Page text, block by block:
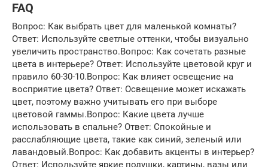
FAQ
Вопрос: Как выбрать цвет для маленькой комнаты?
Ответ: Используйте светлые оттенки, чтобы визуально
увеличить пространство.Вопрос: Как сочетать разные
цвета в интерьере? Ответ: Используйте цветовой круг и
правило 60-30-10.Вопрос: Как влияет освещение на
восприятие цвета? Ответ: Освещение может искажать
цвет, поэтому важно учитывать его при выборе
цветовой гаммы.Вопрос: Какие цвета лучше
использовать в спальне? Ответ: Спокойные и
расслабляющие цвета, такие как синий, зеленый или
лавандовый.Вопрос: Как добавить акценты в интерьер?
Ответ: Используйте яркие подушки, картины, вазы или